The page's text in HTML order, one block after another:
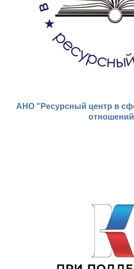
АНО "Ресурсный центр в